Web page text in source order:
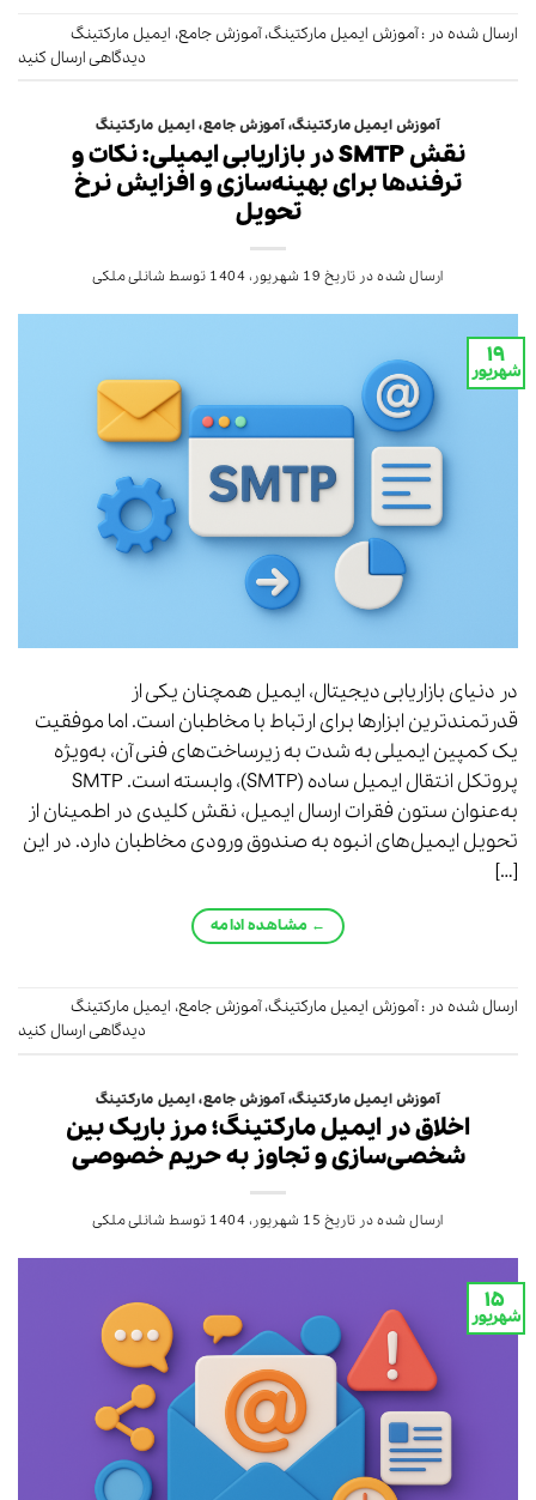
ارسال شده در :آموزش ایمیل مارکتینگ،آموزش جامع، ایمیل مارکتینگ
دیدگاهی ارسال کنید
آموزش ایمیل مارکتینگ،آموزش جامع،ایمیل مارکتینگ
نقش SMTP در بازاریابی ایمیلی: نکات و
ترفندها برای بهینه‌سازی و افزایش نرخ
تحویل
ارسال شده در تاریخ 19 شهریور، 1404 توسط شانلی ملکی
۱۹
شهریور
در دنیای بازاریابی دیجیتال، ایمیل همچنان یکی از
قدرتمندترین ابزارها برای ارتباط با مخاطبان است. اما موفقیت
یک کمپین ایمیلی به شدت به زیرساخت‌های فنی آن، به‌ویژه
پروتکل انتقال ایمیل ساده (SMTP)، وابسته است. SMTP
به‌عنوان ستون فقرات ارسال ایمیل، نقش کلیدی در اطمینان از
تحویل ایمیل‌های انبوه به صندوق ورودی مخاطبان دارد. در این
[…]
← مشاهده ادامه
ارسال شده در :آموزش ایمیل مارکتینگ،آموزش جامع، ایمیل مارکتینگ
دیدگاهی ارسال کنید
آموزش ایمیل مارکتینگ،آموزش جامع،ایمیل مارکتینگ
اخلاق در ایمیل مارکتینگ؛ مرز باریک بین
شخصی‌سازی و تجاوز به حریم خصوصی
ارسال شده در تاریخ 15 شهریور، 1404 توسط شانلی ملکی
۱۵
شهریور